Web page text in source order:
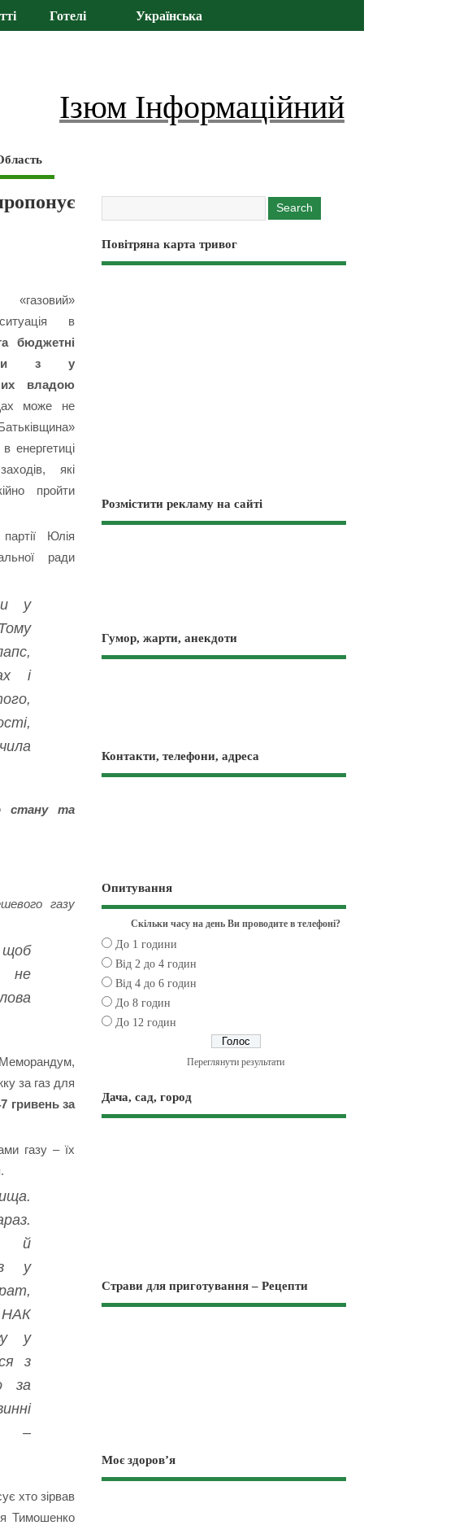
Готелі Українська
Ізюм Інформаційний
в
бюджетні
з у
владою
може не
енергетиці
які
пройти
Юлія
ради
у
і
стану та
газу
щоб
не
за газ для
гривень за
газу – їх
й
у
у
з
за
–
хто зірвав
Тимошенко
Повітряна карта тривог
Розмістити рекламу на сайті
Гумор, жарти, анекдоти
Контакти, телефони, адреса
Опитування
Скільки часу на день Ви проводите в телефоні?
До 1 години
Від 2 до 4 годин
Від 4 до 6 годин
До 8 годин
До 12 годин
Переглянути результати
Дача, сад, город
Страви для приготування – Рецепти
Моє здоров’я